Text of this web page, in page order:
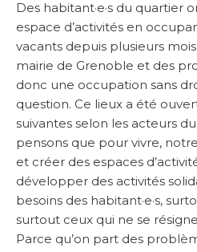
Des habitant·e·s du quartier
espace d’activités en
vacants depuis plusieurs
mairie de Grenoble et des
donc une occupation sans
question. Ce lieux a été
suivantes selon les acteurs
pensons que pour vivre,
et créer des espaces
développer des activités
besoins des habitant·e·s,
surtout ceux qui ne se
Parce qu’on part des